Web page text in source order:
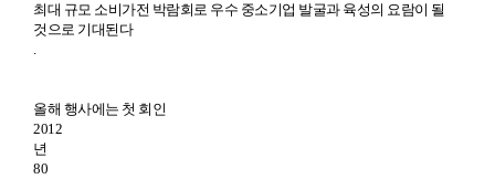
최대 규모 소비가전 박람회로 우수 중소기업 발굴과 육성의 요람이 될
것으로 기대된다
.
올해 행사에는 첫 회인
2012
년
80